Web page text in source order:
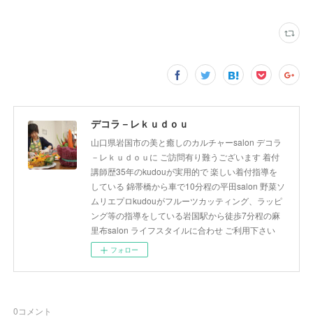
デコラ－レｋｕｄｏｕ
山口県岩国市の美と癒しのカルチャーsalon デコラ
－レｋｕｄｏｕに ご訪問有り難うございます 着付
講師歴35年のkudouが実用的で 楽しい着付指導を
している 錦帯橋から車で10分程の平田salon 野菜ソ
ムリエプロkudouがフルーツカッティング、ラッピ
ング等の指導をしている岩国駅から徒歩7分程の麻
里布salon ライフスタイルに合わせ ご利用下さい
フォロー
0コメント